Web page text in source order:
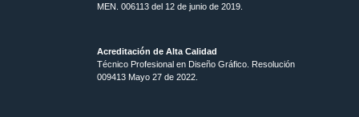
MEN. 006113 del 12 de junio de 2019.
Acreditación de Alta Calidad
Técnico Profesional en Diseño Gráfico. Resolución
009413 Mayo 27 de 2022.